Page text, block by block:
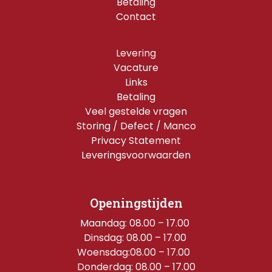
Contact
Levering
Vacature
Links
Betaling
Veel gestelde vragen
Storing / Defect / Manco
Privacy Statement
Leveringsvoorwaarden
Openingstijden
Maandag: 08.00 – 17.00
Dinsdag: 08.00 – 17.00
Woensdag:08.00 – 17.00
Donderdag: 08.00 – 17.00